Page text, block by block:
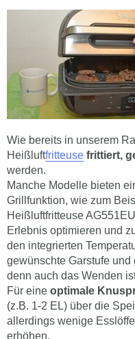
Wie bereits in unserem
Heißluftfritteuse frittiert,
werden.
Manche Modelle bieten
Grillfunktion, wie zum
Heißluftfritteuse
Erlebnis optimieren und
den integrierten
gewünschte Garstufe
denn auch das Wenden
Für eine optimale
(z.B. 1-2 EL) über die
allerdings wenige
erhöhen.